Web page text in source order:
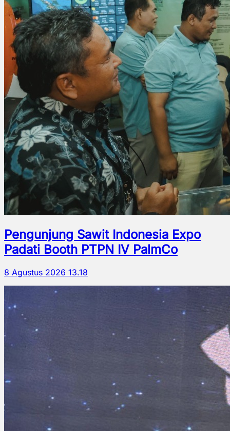
Pengunjung Sawit Indonesia Expo
Padati Booth PTPN IV PalmCo
8 Agustus 2026 13.18